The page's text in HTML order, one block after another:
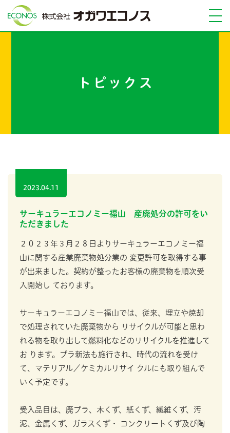
トピックス
2023.04.11
サーキュラーエコノミー福山 産廃処分の許可をい
ただきました
２０２３年３月２８日よりサーキュラーエコノミー福
山に関する産業廃棄物処分業の 変更許可を取得する事
が出来ました。契約が整ったお客様の廃棄物を順次受
入開始し ております。
サーキュラーエコノミー福山では、従来、埋立や焼却
で処理されていた廃棄物から リサイクルが可能と思わ
れる物を取り出して燃料化などのリサイクルを推進して
お ります。プラ新法も施行され、時代の流れを受け
て、マテリアル／ケミカルリサイ クルにも取り組んで
いく予定です。
受入品目は、廃プラ、木くず、紙くず、繊維くず、汚
泥、金属くず、ガラスくず・ コンクリートくず及び陶